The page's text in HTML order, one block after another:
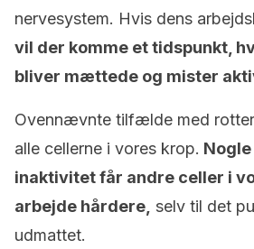
nervesystem. Hvis dens
vil der komme et tidspunkt,
bliver mættede og mister
Ovennævnte tilfælde med
alle cellerne i vores krop.
inaktivitet får andre celler i
arbejde hårdere, selv til det
udmattet.